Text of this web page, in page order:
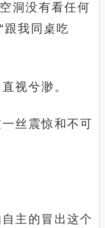
洞没有看任何
跟我同桌吃
视兮渺。
丝震惊和不可
主的冒出这个